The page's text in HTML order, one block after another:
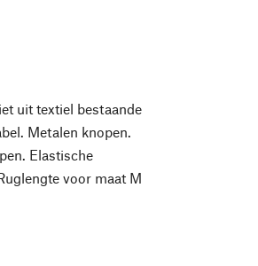
uit textiel bestaande
Metalen knopen.
Elastische
voor maat M